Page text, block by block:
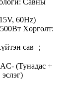
60Hz)
Хөргөлт:
сав ；
AC- (Тунадас +